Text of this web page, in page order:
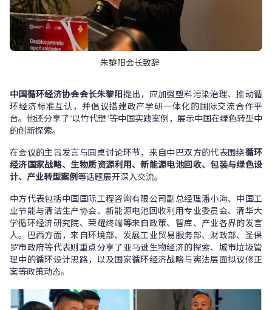
朱黎阳会长致辞
中国循环经济协会会长朱黎阳提出，应加强塑料污染治理、推动循
环经济标准互认，并倡议搭建政产学研一体化的国际交流合作平
台。他还分享了“以竹代塑”等中国实践案例，展示中国在绿色转型中
的创新探索。
在会议的主旨发言与圆桌讨论环节，来自中巴双方的代表围绕循环
经济国家战略、生物质资源利用、新能源电池回收、包装与绿色设
计、产业转型案例等话题展开深入交流。
中方代表包括中国国际工程咨询有限公司副总经理潘小海、中国工
业节能与清洁生产协会、新能源电池回收利用专业委员会、清华大
学循环经济研究院、荣耀终端等来自政策、智库、产业各界的发言
人。巴西方面，来自环境部、发展工业贸易服务部、财政部、圣保
罗市政府等代表则重点分享了亚马逊生物经济的探索、城市垃圾管
理中的循环设计思路，以及国家循环经济战略与宪法层面拟议修正
案等政策动态。